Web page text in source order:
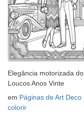
Elegância motorizada
Loucos Anos Vinte
em Páginas de Art Deco
colorir